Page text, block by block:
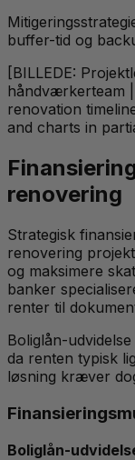
buffer-tid og
[BILLEDE:
håndværkerteam
renovation
and charts in
renovering
Strategisk
renovering
og maksimere
banker
renter til
Boliglån-
da renten typisk
løsning kræver
Boliglån-